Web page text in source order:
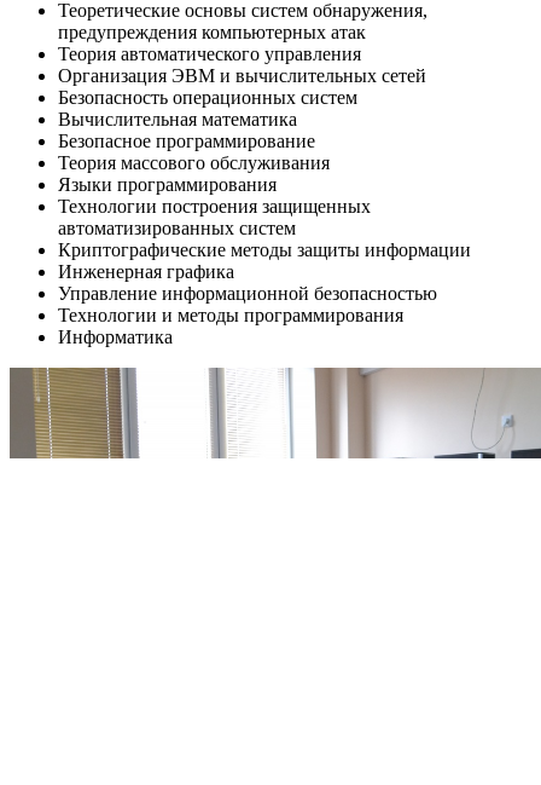
Теоретические основы систем обнаружения,
предупреждения компьютерных атак
Теория автоматического управления
Организация ЭВМ и вычислительных сетей
Безопасность операционных систем
Вычислительная математика
Безопасное программирование
Теория массового обслуживания
Языки программирования
Технологии построения защищенных
автоматизированных систем
Криптографические методы защиты информации
Инженерная графика
Управление информационной безопасностью
Технологии и методы программирования
Информатика